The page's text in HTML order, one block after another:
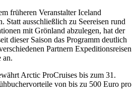
früheren Veranstalter Iceland
Statt ausschließlich zu Seereisen rund
mit Grönland abzulegen, hat der
dieser Saison das Programm deutlich
Partnern Expeditionsreisen
an.
Arctic ProCruises bis zum 31.
von bis zu 500 Euro pro